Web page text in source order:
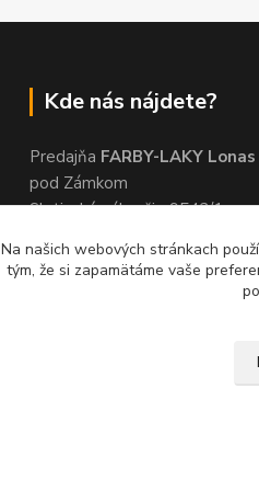
Kde nás nájdete?
Predajňa FARBY-LAKY
pod Zámkom
Slatinské nábrežie 9542/1
Na našich webových stránkach
tým, že si zapamätáme vaše